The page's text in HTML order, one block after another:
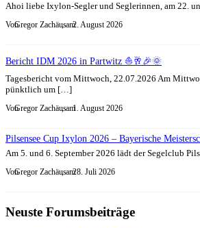
Ahoi liebe Ixylon-Segler und Seglerinnen, am 22.
VonGregor Zachäus, am2. August 2026
Bericht IDM 2026 in Partwitz ⛵🥂🎉🌞
Tagesbericht vom Mittwoch, 22.07.2026 Am
pünktlich um […]
VonGregor Zachäus, am1. August 2026
Pilsensee Cup Ixylon 2026 – Bayerische
Am 5. und 6. September 2026 lädt der Segelclub
VonGregor Zachäus, am28. Juli 2026
Neuste Forumsbeiträge